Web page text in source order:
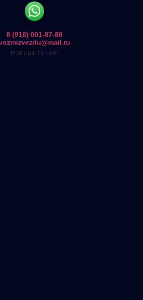
8 (918) 001-87-88
Напишите нам